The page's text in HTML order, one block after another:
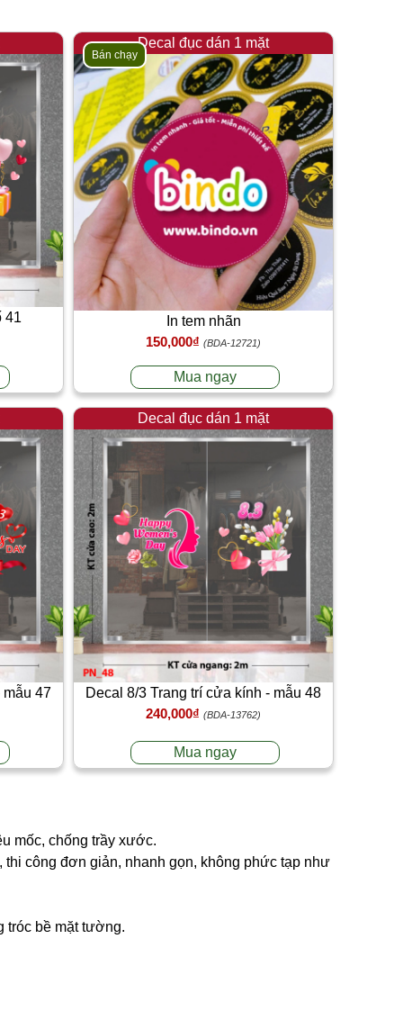
41
Decal đục dán 1 mặt
Bán chạy
In tem nhãn
150,000₫ (BDA-12721)
Mua ngay
mẫu 47
Decal đục dán 1 mặt
Decal 8/3 Trang trí cửa kính - mẫu 48
240,000₫ (BDA-13762)
Mua ngay
mốc, chống trầy xước.
thi công đơn giản, nhanh gọn, không phức tạp như
tróc bề mặt tường.